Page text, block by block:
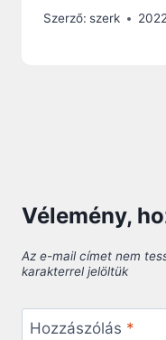
Szerző: szerk
Vélemény,
Az e-mail címet nem
karakterrel jelöltük
Hozzászólás *